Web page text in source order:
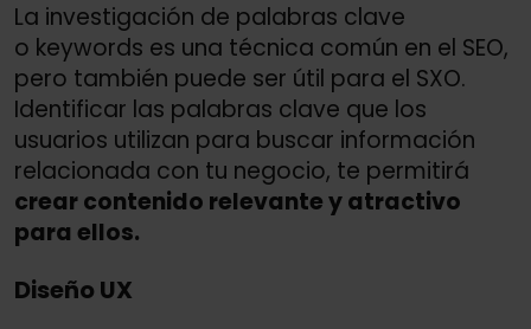
La investigación de palabras clave
o keywords es una técnica común en el SEO,
pero también puede ser útil para el SXO.
Identificar las palabras clave que los
usuarios utilizan para buscar información
relacionada con tu negocio, te permitirá
crear contenido relevante y atractivo
para ellos.
Diseño UX